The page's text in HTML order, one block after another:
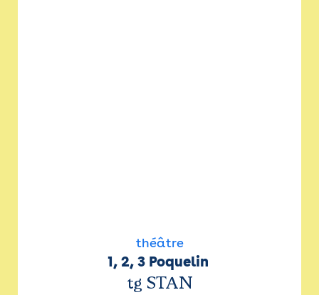
théâtre
1, 2, 3 Poquelin
tg STAN